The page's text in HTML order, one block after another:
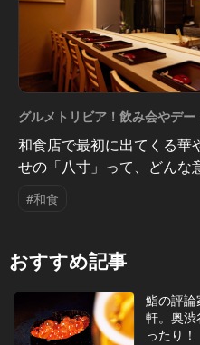
グルメトリビア！飲み会やデ
なるQ＆A Vol.16
和食店で最初に出てくる華
せの「八寸」って、どんな
#和食
おすすめ記事
鮨の評
軒。奥
ったり！